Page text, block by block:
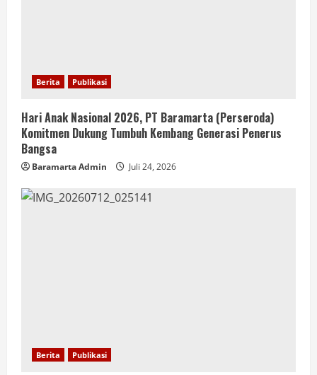
Berita Publikasi
Hari Anak Nasional 2026, PT Baramarta (Perseroda)
Komitmen Dukung Tumbuh Kembang Generasi Penerus
Bangsa
Baramarta Admin Juli 24, 2026
Berita Publikasi